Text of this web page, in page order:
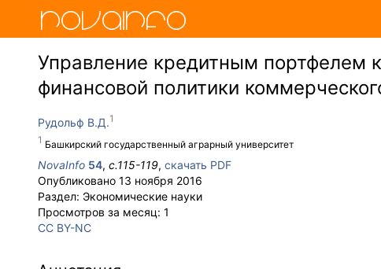
Управление кредитным портфелем
финансовой политики
Рудольф В.Д.
Башкирский государственный аграрный университет
NovaInfo 54, с.115-119, скачать PDF
Опубликовано 13 ноября 2016
Раздел: Экономические науки
Просмотров за месяц: 1
CC BY-NC